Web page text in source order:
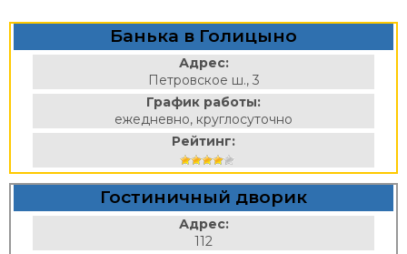
Банька в Голицыно
Адрес:
Петровское ш., 3
График работы:
ежедневно, круглосуточно
Рейтинг:
Гостиничный дворик
Адрес:
112